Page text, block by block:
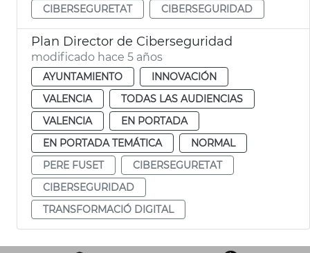
CIBERSEGURETAT
CIBERSEGURIDAD
Plan Director de Ciberseguridad
modificado hace 5 años
AYUNTAMIENTO
INNOVACIÓN
VALENCIA
TODAS LAS AUDIENCIAS
VALENCIA
EN PORTADA
EN PORTADA TEMÁTICA
NORMAL
PERE FUSET
CIBERSEGURETAT
CIBERSEGURIDAD
TRANSFORMACIÓ DIGITAL